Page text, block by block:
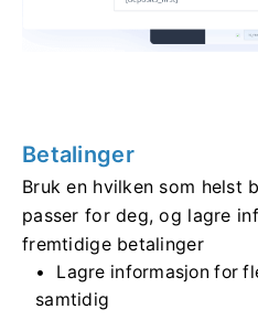
Betalinger
Bruk en hvilken som helst
passer for deg, og lagre
fremtidige betalinger
Lagre informasjon for
samtidig